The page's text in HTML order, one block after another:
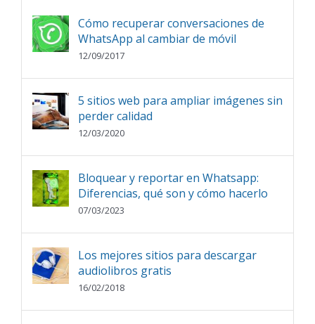
Cómo recuperar conversaciones de
WhatsApp al cambiar de móvil
12/09/2017
5 sitios web para ampliar imágenes sin
perder calidad
12/03/2020
Bloquear y reportar en Whatsapp:
Diferencias, qué son y cómo hacerlo
07/03/2023
Los mejores sitios para descargar
audiolibros gratis
16/02/2018